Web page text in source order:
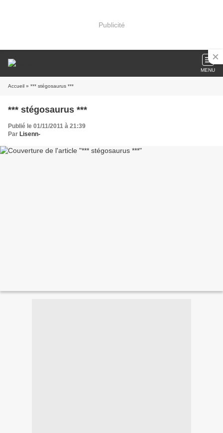
Publicité
MENU
Accueil » *** stégosaurus ***
*** stégosaurus ***
Publié le 01/11/2011 à 21:39
Par Lisenn-